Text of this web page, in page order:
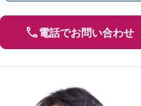
電話でお問い合わせ